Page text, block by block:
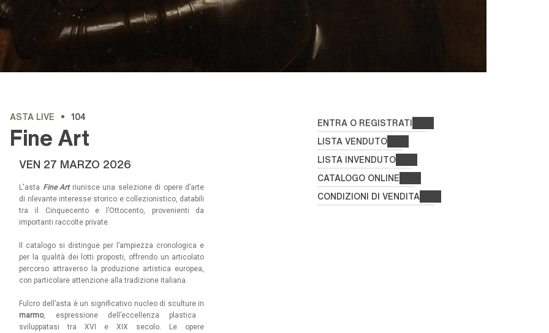
ASTA LIVE 104
Fine Art
VEN 27 MARZO 2026
L'asta Fine Artriunisce una selezione di opere d’arte
di rilevante interesse storico e collezionistico, databili
tra il Cinquecento e l’Ottocento, provenienti da
importanti raccolte private.
Il catalogo si distingue per l’ampiezza cronologica e
per la qualità dei lotti proposti, offrendo un articolato
percorso attraverso la produzione artistica europea,
con particolare attenzione alla tradizione italiana.
Fulcro dell’asta è un significativo nucleo di sculture in
marmo, espressione dell’eccellenza plastica
sviluppatasi tra XVI e XIX secolo. Le opere
ENTRA O REGISTRATI
LISTA VENDUTO
LISTA INVENDUTO
CATALOGO ONLINE
CONDIZIONI DI VENDITA